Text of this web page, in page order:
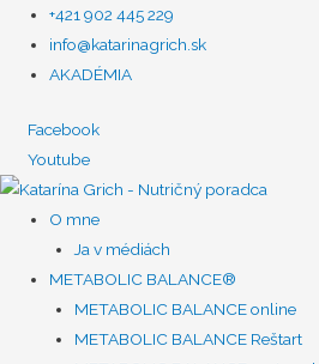
+421 902 445 229
info@katarinagrich.sk
AKADÉMIA
Facebook
Youtube
O mne
Ja v médiách
METABOLIC BALANCE®
METABOLIC BALANCE online
METABOLIC BALANCE Reštart